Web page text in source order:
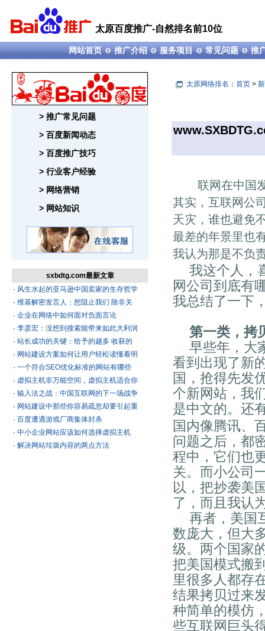
太原百度推广-自然排名前10位
网站首页Θ推广介绍Θ服务项目Θ常见问题Θ推
> 推广常见问题
> 百度新闻动态
> 百度推广技巧
> 行业客户经验
> 网络营销
> 网站知识
sxbdtg.com最新文章
· 风生水起的亚马逊中国卖家的生存哲学
· 维基解密发言人：想阻止我们 除非关
· 企业在网络中如何面对负面言论
· 李彦宏：没想到搜索能带来如此大利润
· 站长成功的关键：给予的越多 收获的
· 网站建设方案如何让用户轻松读懂看明
· 一个符合SEO优化标准的网站有哪些
· 虚拟主机非万能空间，虚拟主机适合你
· 输入法之战：中国互联网的下一场战争
· 网站建设中那些你容易疏忽却要引起重
· 百度遭遇游戏厂商集体封杀
· 中小企业网站应该如何选择虚拟主机
· 解决网站垃圾内容的两点方法
太原网络排名 ： 首页 >
联网在中国发
其实，互联网公
天灾，谁也避免
最差的年景里也
我认为那是不负
我这个人，
网公司到底有
我总结了一下
第一类，拷
早些年，大
看到出现了新
国，抢得先发
个新网站，我
是中文的。还
国内像腾讯、
问题之后，都
程中，它们也
关。而小公司
以，把抄袭美
了，而且我认
再者，美国
数庞大，但大
级。两个国家
把美国模式搬
里很多人都存
结果拷贝过来
种简单的模仿
些互联网巨头